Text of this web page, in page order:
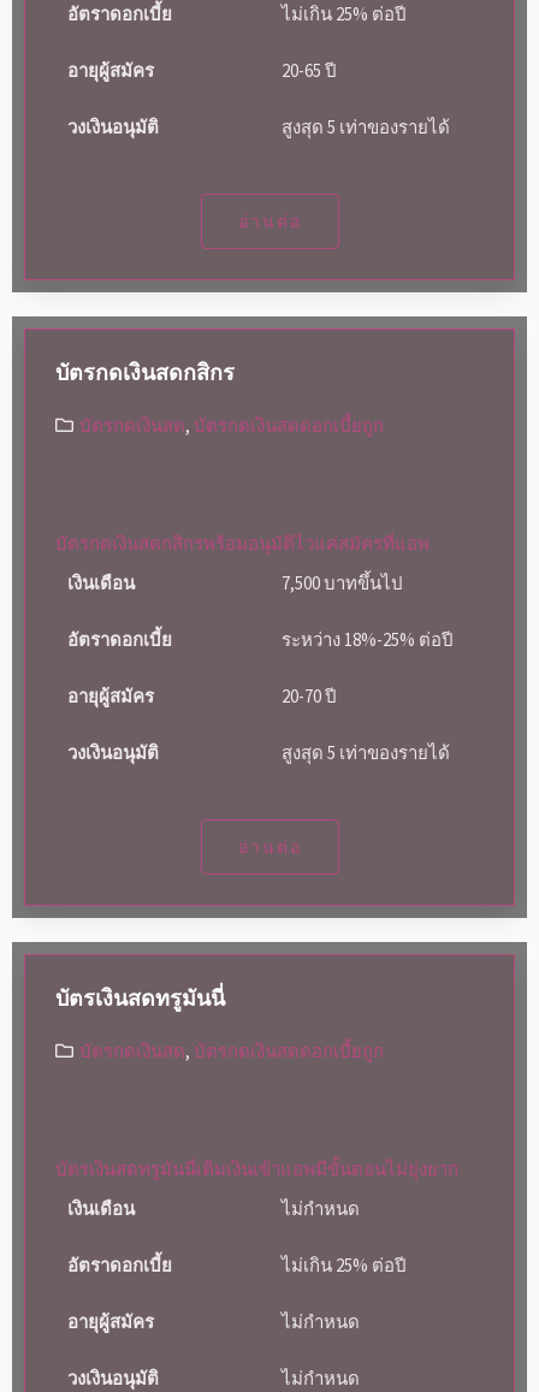
อัตราดอกเบี้ย ไม่เกิน 25% ต่อปี
อายุผู้สมัคร 20-65 ปี
วงเงินอนุมัติ สูงสุด 5 เท่าของรายได้
อ่านต่อ
บัตรกดเงินสดกสิกร
บัตรกดเงินสด, บัตรกดเงินสดดอกเบี้ยถูก
บัตรกดเงินสดกสิกรพร้อมอนุมัติไวแค่สมัครที่แอพ
เงินเดือน
7,500 บาทขึ้นไป
อัตราดอกเบี้ย ระหว่าง 18%-25% ต่อปี
อายุผู้สมัคร 20-70 ปี
วงเงินอนุมัติ สูงสุด 5 เท่าของรายได้
อ่านต่อ
บัตรเงินสดทรูมันนี่
บัตรกดเงินสด, บัตรกดเงินสดดอกเบี้ยถูก
บัตรเงินสดทรูมันนี่เติมเงินเข้าแอพมีขั้นตอนไม่ยุ่งยาก
เงินเดือน
ไม่กำหนด
อัตราดอกเบี้ย ไม่เกิน 25% ต่อปี
อายุผู้สมัคร ไม่กำหนด
วงเงินอนุมัติ ไม่กำหนด